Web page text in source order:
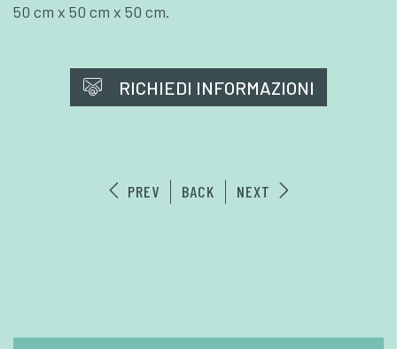
50 cm x 50 cm x 50 cm.
RICHIEDI INFORMAZIONI
PREV BACK NEXT